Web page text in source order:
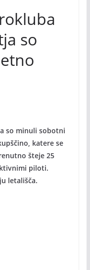
so
so minuli sobotni
katere se
šteje 25
piloti.
letališča.